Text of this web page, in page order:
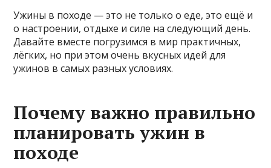
Ужины в походе — это не только о еде, это ещё и
о настроении, отдыхе и силе на следующий день.
Давайте вместе погрузимся в мир практичных,
лёгких, но при этом очень вкусных идей для
ужинов в самых разных условиях.
Почему важно правильно
планировать ужин в
походе